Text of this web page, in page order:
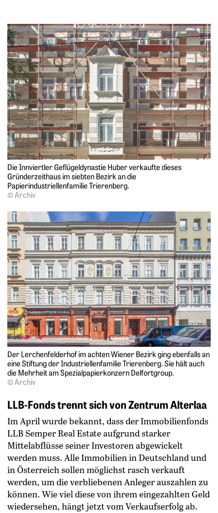
Die Innviertler Geflügeldynastie Huber verkaufte dieses
Gründerzeithaus im siebten Bezirk an die
Papierindustriellenfamilie ­Trierenberg.
© Archiv
Der Lerchenfelderhof im achten Wiener Bezirk ging ebenfalls an
­eine Stiftung der Industriellenfamilie Trierenberg. Sie hält auch
die Mehrheit am Spezialpapierkonzern Delfortgroup.
© Archiv
LLB-Fonds trennt sich von Zentrum Alterlaa
Im April wurde bekannt, dass der Immobilienfonds
LLB Semper Real Estate aufgrund starker
Mittelabflüsse seiner Investoren abgewickelt
werden muss. Alle Immobilien in Deutschland und
in Österreich sollen möglichst rasch verkauft
werden, um die verbliebenen Anleger auszahlen zu
können. Wie viel diese von ihrem eingezahlten Geld
wiedersehen, hängt jetzt vom Verkaufserfolg ab.